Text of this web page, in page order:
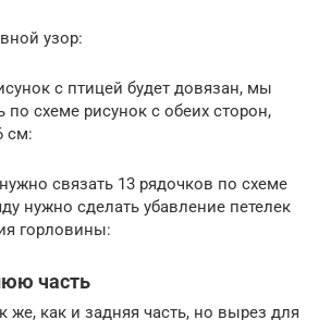
узор:
с птицей будет довязан, мы
схеме рисунок с обеих сторон,
см:
связать 13 рядочков по схеме
нужно сделать убавление петелек
горловины:
часть
же, как и задняя часть, но вырез для